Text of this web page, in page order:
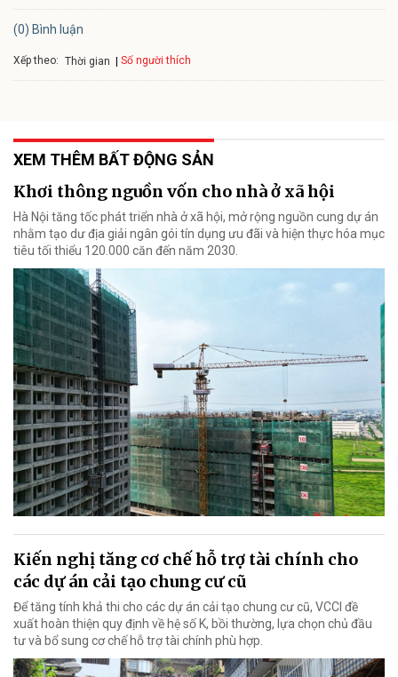
(0) Bình luận
Xếp theo: Thời gian Số người thích
XEM THÊM BẤT ĐỘNG SẢN
Khơi thông nguồn vốn cho nhà ở xã hội
Hà Nội tăng tốc phát triển nhà ở xã hội, mở rộng nguồn cung dự án
nhằm tạo dư địa giải ngân gói tín dụng ưu đãi và hiện thực hóa mục
tiêu tối thiểu 120.000 căn đến năm 2030.
Kiến nghị tăng cơ chế hỗ trợ tài chính cho
các dự án cải tạo chung cư cũ
Để tăng tính khả thi cho các dự án cải tạo chung cư cũ, VCCI đề
xuất hoàn thiện quy định về hệ số K, bồi thường, lựa chọn chủ đầu
tư và bổ sung cơ chế hỗ trợ tài chính phù hợp.